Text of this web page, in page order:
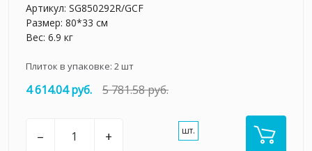
Артикул: SG850292R/GCF
Размер: 80*33 см
Вес: 6.9 кг
Плиток в упаковке: 2шт
4 614.04 руб. 5 781.58 руб.
– + шт.